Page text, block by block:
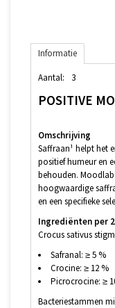
Informatie
Aantal: 3
POSITIVE
Omschrijving
Saffraan¹ helpt het
positief humeur en
behouden.
hoogwaardige
en een specifieke
Ingrediënten per 2
Crocus sativus
Safranal: ≥ 5 %
Crocine: ≥ 12 %
Picrocrocine: ≥
Bacteriestammen